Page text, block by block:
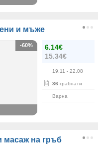
и мъже
6.14€
15.34€
19.11 - 22.08
36 грабнати
Варна
-60%
масаж на гръб